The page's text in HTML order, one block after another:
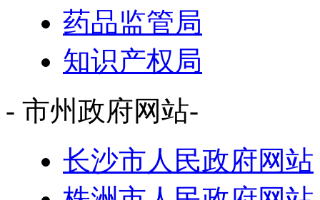
药品监管局
知识产权局
- 市州政府网站-
长沙市人民政府网站